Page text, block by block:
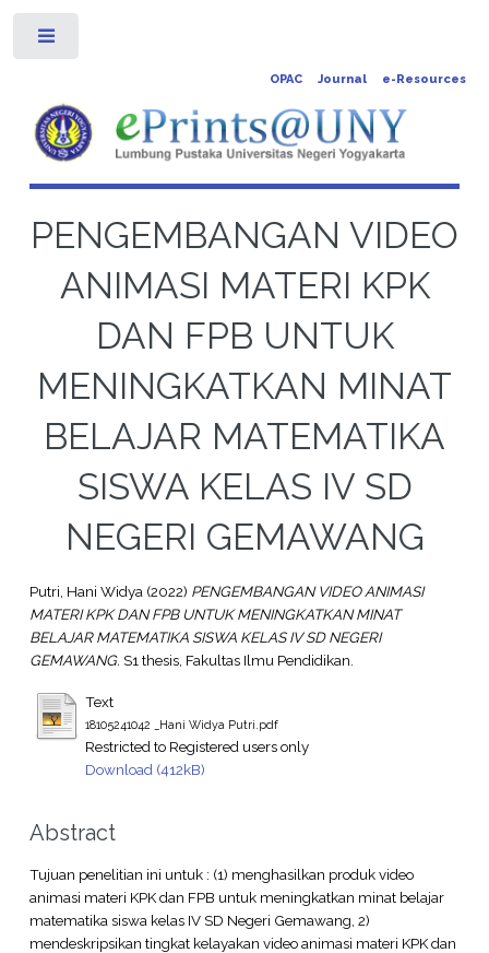
OPAC Journal e-Resources
PENGEMBANGAN VIDEO
ANIMASI MATERI KPK
DAN FPB UNTUK
MENINGKATKAN MINAT
BELAJAR MATEMATIKA
SISWA KELAS IV SD
NEGERI GEMAWANG
Putri, Hani Widya(2022) PENGEMBANGAN VIDEO ANIMASI
MATERI KPK DAN FPB UNTUK MENINGKATKAN MINAT
BELAJAR MATEMATIKA SISWA KELAS IV SD NEGERI
GEMAWANG. S1 thesis, Fakultas Ilmu Pendidikan.
Text
18105241042 _Hani Widya Putri.pdf
Restricted to Registered users only
Download (412kB)
Abstract
Tujuan penelitian ini untuk : (1) menghasilkan produk video
animasi materi KPK dan FPB untuk meningkatkan minat belajar
matematika siswa kelas IV SD Negeri Gemawang, 2)
mendeskripsikan tingkat kelayakan video animasi materi KPK dan